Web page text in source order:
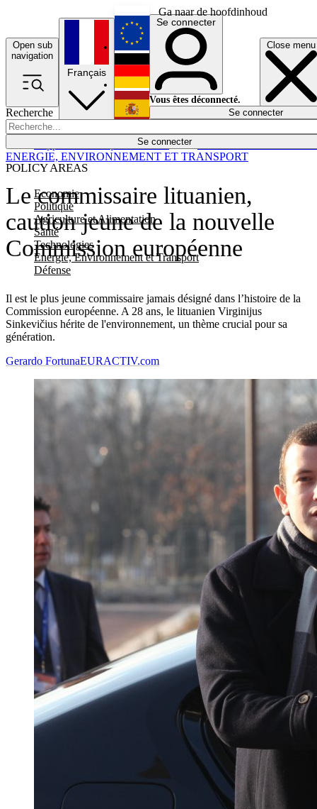
Ga naar de hoofdinhoud
Open sub
navigation
Close menu
Recherche
Se connecter
POLICY AREAS
Economie
Politique
Agriculture et Alimentation
Santé
Technologies
Energie, Environnement et Transport
Défense
Économie
Français
English
Deutsch
Español
Se connecter
Vous êtes déconnecté.
Se connecter
Le commissaire lituanien,
caution jeune de la nouvelle
Commission européenne
Il est le plus jeune commissaire jamais désigné dans l’histoire de la
Commission européenne. A 28 ans, le lituanien Virginijus
Sinkevičius hérite de l'environnement, un thème crucial pour sa
génération.
ENERGIE, ENVIRONNEMENT ET TRANSPORT
Gerardo FortunaEURACTIV.com